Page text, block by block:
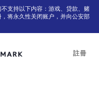
支持以下内容：游戏、贷款、赌
将永久性关闭账户，并向公安部
註冊